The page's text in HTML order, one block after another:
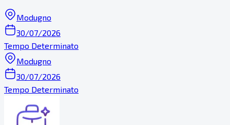
Modugno
30/07/2026
Tempo Determinato
Modugno
30/07/2026
Tempo Determinato